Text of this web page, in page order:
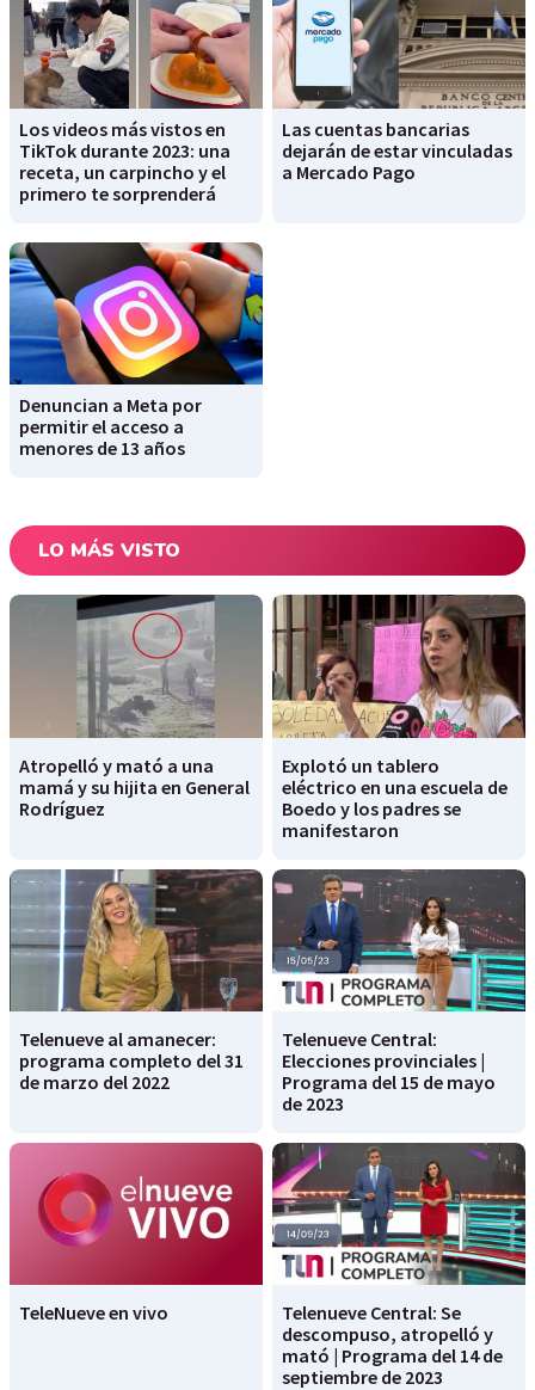
Los videos más vistos en
TikTok durante 2023: una
receta, un carpincho y el
primero te sorprenderá
Las cuentas bancarias
dejarán de estar vinculadas
a Mercado Pago
Denuncian a Meta por
permitir el acceso a
menores de 13 años
LO MÁS VISTO
Atropelló y mató a una
mamá y su hijita en General
Rodríguez
Explotó un tablero
eléctrico en una escuela de
Boedo y los padres se
manifestaron
Telenueve al amanecer:
programa completo del 31
de marzo del 2022
Telenueve Central:
Elecciones provinciales |
Programa del 15 de mayo
de 2023
TeleNueve en vivo
Telenueve Central: Se
descompuso, atropelló y
mató | Programa del 14 de
septiembre de 2023